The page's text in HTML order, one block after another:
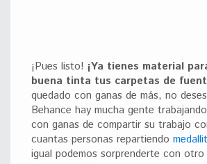
¡Pues listo! ¡Ya tienes material
buena tinta tus carpetas de
quedado con ganas de más, no
Behance hay mucha gente
con ganas de compartir su trabajo
cuantas personas repartiendo
igual podemos sorprenderte con